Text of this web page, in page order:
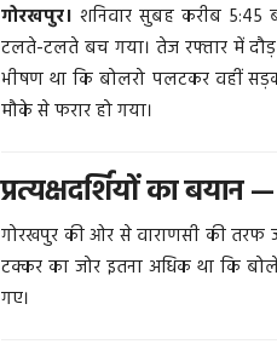
गोरखपुर। शनिवार सुबह करीब 5:45
टलते-टलते बच गया। तेज रफ्तार में दौड़
भीषण था कि बोलरो पलटकर वहीं
मौके से फरार हो गया।
प्रत्यक्षदर्शियों का
गोरखपुर की ओर से वाराणसी की तरफ
टक्कर का जोर इतना अधिक था कि
गए।